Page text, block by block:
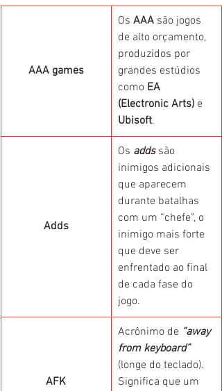
AAA games
Os AAA são jogos
de alto orçamento,
produzidos por
grandes estúdios
como EA
(Electronic Arts) e
Ubisoft.
Adds
Os adds são
inimigos adicionais
que aparecem
durante batalhas
com um “chefe”, o
inimigo mais forte
que deve ser
enfrentado ao final
de cada fase do
jogo.
AFK
Acrônimo de “away
from keyboard”
(longe do teclado).
Significa que um